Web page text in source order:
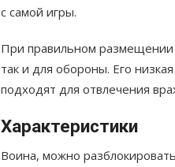
с самой игры.
При правильном размещении
так и для обороны. Его
подходят для отвлечения
Характеристики
Воина, можно